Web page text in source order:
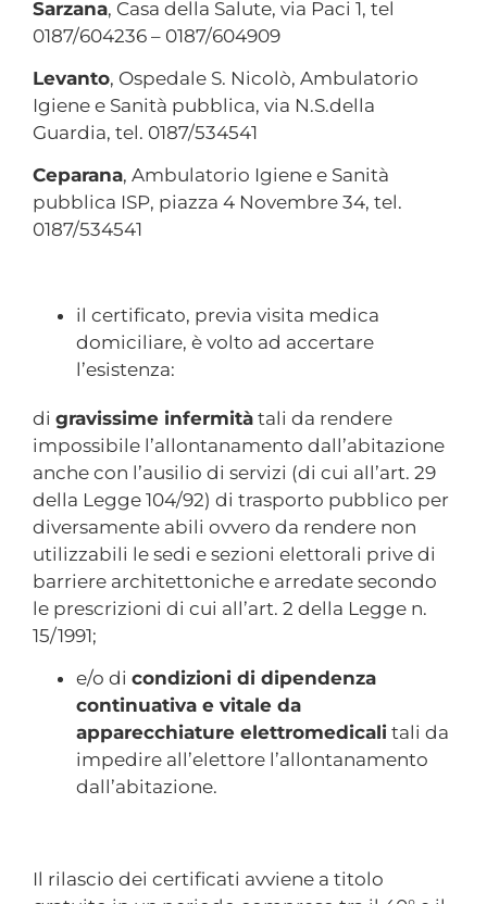
Sarzana, Casa della Salute, via Paci 1, tel
0187/604236 – 0187/604909
Levanto, Ospedale S. Nicolò, Ambulatorio
Igiene e Sanità pubblica, via N.S.della
Guardia, tel. 0187/534541
Ceparana, Ambulatorio Igiene e Sanità
pubblica ISP, piazza 4 Novembre 34, tel.
0187/534541
il certificato, previa visita medica
domiciliare, è volto ad accertare
l’esistenza:
di gravissime infermità tali da rendere
impossibile l’allontanamento dall’abitazione
anche con l’ausilio di servizi (di cui all’art. 29
della Legge 104/92) di trasporto pubblico per
diversamente abili ovvero da rendere non
utilizzabili le sedi e sezioni elettorali prive di
barriere architettoniche e arredate secondo
le prescrizioni di cui all’art. 2 della Legge n.
15/1991;
e/o di condizioni di dipendenza
continuativa e vitale da
apparecchiature elettromedicali tali da
impedire all’elettore l’allontanamento
dall’abitazione.
Il rilascio dei certificati avviene a titolo